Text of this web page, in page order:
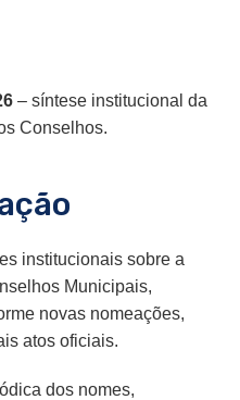
– síntese institucional da
Conselhos.
institucionais sobre a
Municipais,
novas nomeações,
atos oficiais.
dos nomes,